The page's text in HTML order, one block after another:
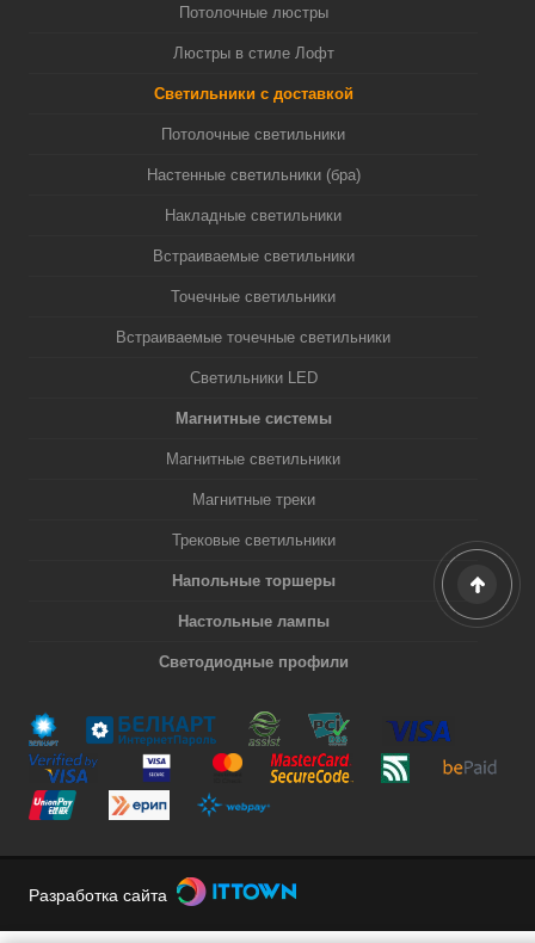
Потолочные люстры
Люстры в стиле Лофт
Светильники с доставкой
Потолочные светильники
Настенные светильники (бра)
Накладные светильники
Встраиваемые светильники
Точечные светильники
Встраиваемые точечные светильники
Светильники LED
Магнитные системы
Магнитные светильники
Магнитные треки
Трековые светильники
Напольные торшеры
Настольные лампы
Светодиодные профили
Разработка сайта